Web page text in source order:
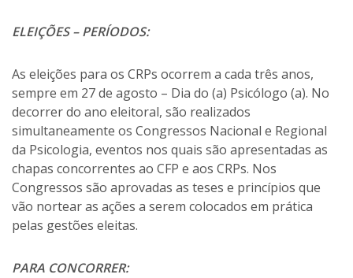
ELEIÇÕES – PERÍODOS:
As eleições para os CRPs ocorrem a cada três anos,
sempre em 27 de agosto – Dia do (a) Psicólogo (a). No
decorrer do ano eleitoral, são realizados
simultaneamente os Congressos Nacional e Regional
da Psicologia, eventos nos quais são apresentadas as
chapas concorrentes ao CFP e aos CRPs. Nos
Congressos são aprovadas as teses e princípios que
vão nortear as ações a serem colocados em prática
pelas gestões eleitas.
PARA CONCORRER: